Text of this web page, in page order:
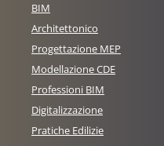
BIM
Architettonico
Progettazione MEP
Modellazione CDE
Professioni BIM
Digitalizzazione
Pratiche Edilizie